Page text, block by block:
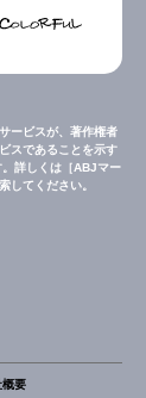
ービスが、著作権者
スであることを示す
詳しくは［ABJマー
してください。
概要